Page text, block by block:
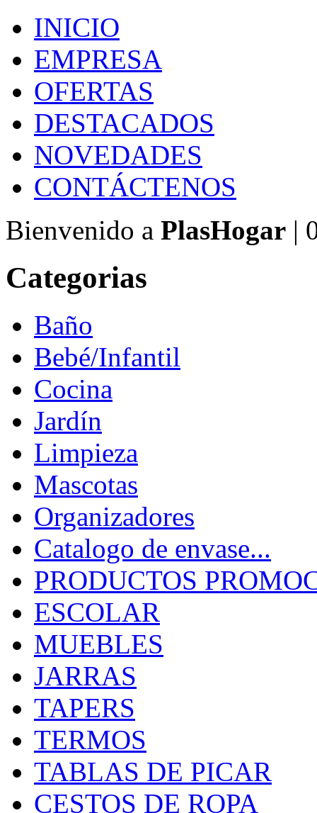
INICIO
EMPRESA
OFERTAS
DESTACADOS
NOVEDADES
CONTÁCTENOS
Bienvenido a PlasHogar |
Categorias
Baño
Bebé/Infantil
Cocina
Jardín
Limpieza
Mascotas
Organizadores
Catalogo de envase...
PRODUCTOS
ESCOLAR
MUEBLES
JARRAS
TAPERS
TERMOS
TABLAS DE PICAR
CESTOS DE ROPA